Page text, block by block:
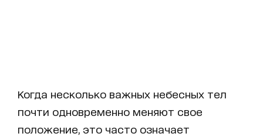
Когда несколько важных небесных тел
почти одновременно меняют свое
положение, это часто означает